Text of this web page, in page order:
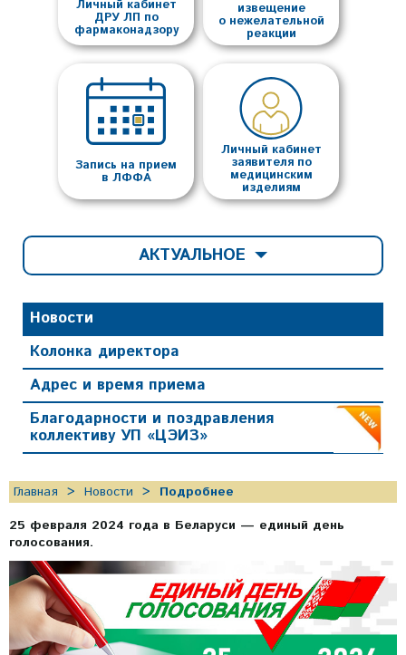
Личный кабинет
ДРУ ЛП по
фармаконадзору
извещение
о нежелательной
реакции
Запись на прием
в ЛФФА
Личный кабинет
заявителя по
медицинским
изделиям
Новости
Колонка директора
Адрес и время приема
Благодарности и поздравления
коллективу УП «ЦЭИЗ»
АКТУАЛЬНОЕ
Главная Новости
Подробнее
25 февраля 2024 года в Беларуси — единый день
голосования.